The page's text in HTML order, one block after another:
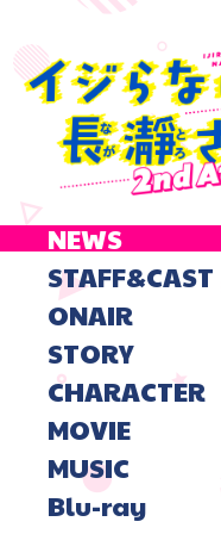
NEWS
STAFF&CAST
ONAIR
STORY
CHARACTER
MOVIE
MUSIC
Blu-ray